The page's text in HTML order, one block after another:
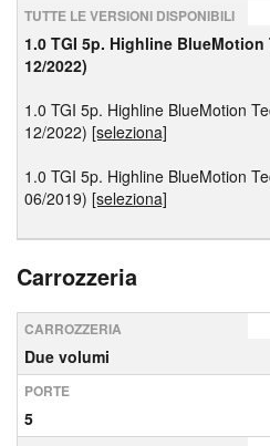
TUTTE LE VERSIONI DISPONIBILI
1.0 TGI 5p. Highline
12/2022)
1.0 TGI 5p. Highline BlueMotion
12/2022) [seleziona]
1.0 TGI 5p. Highline BlueMotion
06/2019) [seleziona]
Carrozzeria
CARROZZERIA
Due volumi
PORTE
5